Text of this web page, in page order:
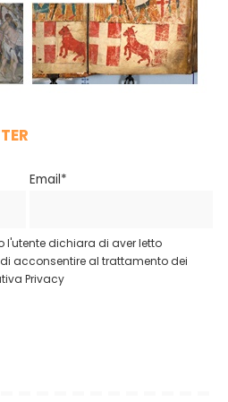
Email*
l'utente dichiara di aver letto
acconsentire al trattamento dei
Privacy